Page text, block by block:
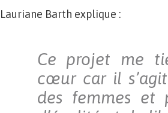
Lauriane Barth explique :
Ce projet me
cœur car il
des femmes et